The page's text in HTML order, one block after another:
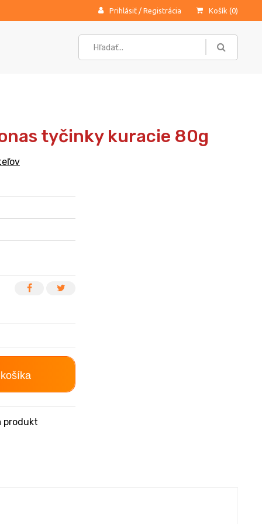
Prihlásiť / Registrácia Košík (0)
tyčinky kuracie 80g
produkt